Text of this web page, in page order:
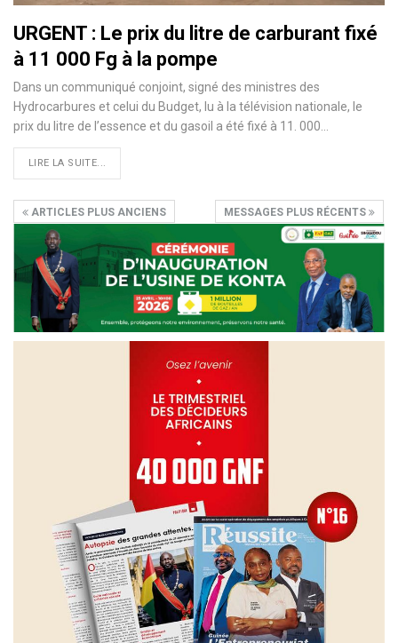
URGENT : Le prix du litre de carburant fixé
à 11 000 Fg à la pompe
Dans un communiqué conjoint, signé des ministres des
Hydrocarbures et celui du Budget, lu à la télévision nationale, le
prix du litre de l’essence et du gasoil a été fixé à 11. 000…
LIRE LA SUITE...
ARTICLES PLUS ANCIENS MESSAGES PLUS RÉCENTS